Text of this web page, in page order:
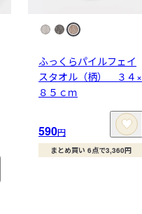
ふっくらパイルフェイ
スタオル（柄） ３４×
８５ｃｍ
590円
まとめ買い 6点で3,360円